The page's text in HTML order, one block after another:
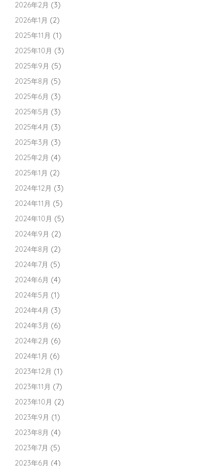
2026年2月 (3)
2026年1月 (2)
2025年11月 (1)
2025年10月 (3)
2025年9月 (5)
2025年8月 (5)
2025年6月 (3)
2025年5月 (3)
2025年4月 (3)
2025年3月 (3)
2025年2月 (4)
2025年1月 (2)
2024年12月 (3)
2024年11月 (5)
2024年10月 (5)
2024年9月 (2)
2024年8月 (2)
2024年7月 (5)
2024年6月 (4)
2024年5月 (1)
2024年4月 (3)
2024年3月 (6)
2024年2月 (6)
2024年1月 (6)
2023年12月 (1)
2023年11月 (7)
2023年10月 (2)
2023年9月 (1)
2023年8月 (4)
2023年7月 (5)
2023年6月 (4)